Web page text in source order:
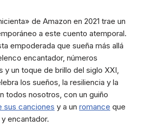
de Amazon en 2021 trae un
a este cuento atemporal.
empoderada que sueña más allá
encantador, números
y un toque de brillo del siglo XXI,
los sueños, la resiliencia y la
todos nosotros, con un guiño
sus canciones y a un romance que
encantador.